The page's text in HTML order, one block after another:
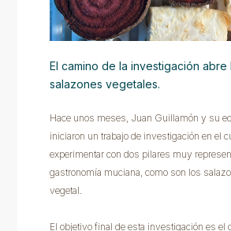
El camino de la investigación abre
salazones vegetales.
Hace unos meses, Juan Guillamón y su
iniciaron un trabajo de investigación en el
experimentar con dos pilares muy
gastronomía muciana, como son los
vegetal.
El objetivo final de esta investigación es el